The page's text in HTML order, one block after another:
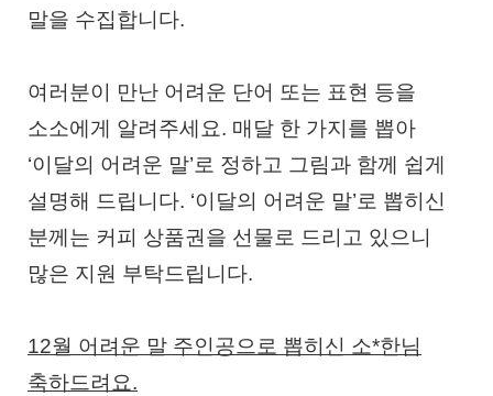
말을 수집합니다.
여러분이 만난 어려운 단어 또는 표현 등을
소소에게 알려주세요. 매달 한 가지를 뽑아
‘이달의 어려운 말’로 정하고 그림과 함께 쉽게
설명해 드립니다. ‘이달의 어려운 말’로 뽑히신
분께는 커피 상품권을 선물로 드리고 있으니
많은 지원 부탁드립니다.
12월 어려운 말 주인공으로 뽑히신 소*한님
축하드려요.